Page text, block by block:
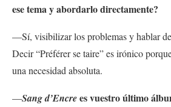
ese tema y abordarlo directamente?
—Sí, visibilizar los problemas y hablar
Decir “Préférer se taire” es irónico
una necesidad absoluta.
—Sang d’Encrees vuestro último